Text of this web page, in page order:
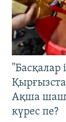
"Басқалар
Ақша
күрес пе?